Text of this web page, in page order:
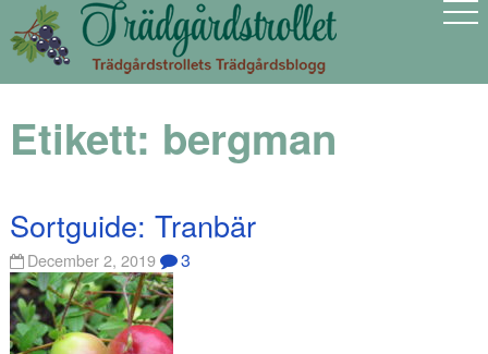
Etikett: bergman
Sortguide: Tranbär
December 2, 2019 3